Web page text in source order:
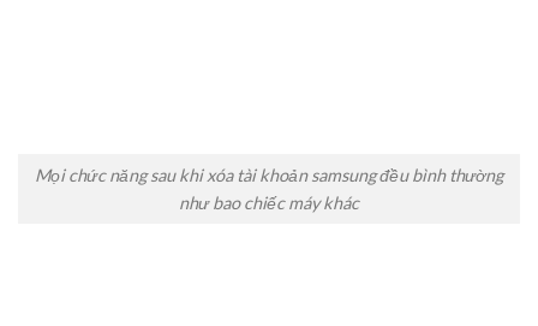
Mọi chức năng sau khi xóa tài khoản samsung đều bình thường
như bao chiếc máy khác